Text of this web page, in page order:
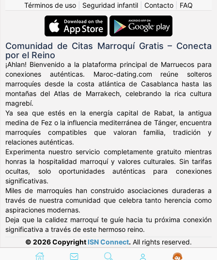
Términos de uso
Seguridad infantil Contacto FAQ
Comunidad de Citas Marroquí Gratis – Conecta
por el Reino
¡Ahlan! Bienvenido a la plataforma principal de Marruecos para
conexiones auténticas. Maroc-dating.com reúne solteros
marroquíes desde la costa atlántica de Casablanca hasta las
montañas del Atlas de Marrakech, celebrando la rica cultura
magrebí.
Ya sea que estés en la energía capital de Rabat, la antigua
medina de Fez o la influencia mediterránea de Tánger, encuentra
marroquíes compatibles que valoran familia, tradición y
relaciones auténticas.
Experimenta nuestro servicio completamente gratuito mientras
honras la hospitalidad marroquí y valores culturales. Sin tarifas
ocultas, solo oportunidades auténticas para conexiones
significativas.
Miles de marroquíes han construido asociaciones duraderas a
través de nuestra comunidad que celebra tanto herencia como
aspiraciones modernas.
Deja que la calidez marroquí te guíe hacia tu próxima conexión
significativa a través de este hermoso reino.
© 2026 Copyright ISN Connect. All rights reserved.